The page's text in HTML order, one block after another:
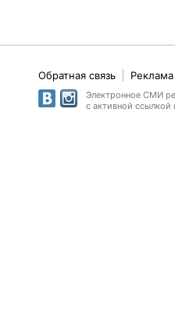
Обратная связь
Электронное СМИ
с активной ссылкой